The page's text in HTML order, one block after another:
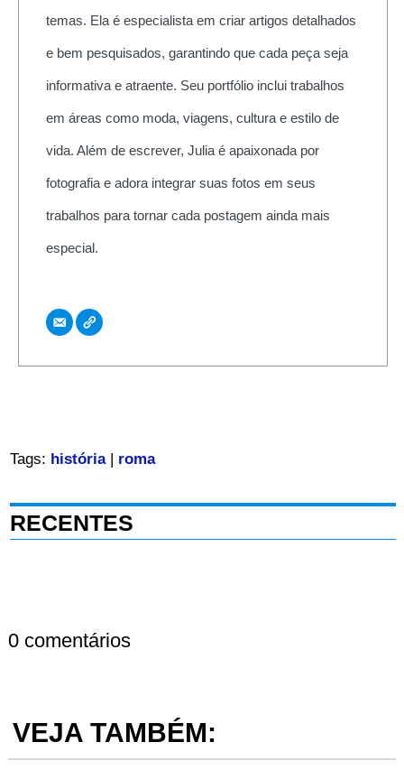
temas. Ela é especialista em criar artigos detalhados
e bem pesquisados, garantindo que cada peça seja
informativa e atraente. Seu portfólio inclui trabalhos
em áreas como moda, viagens, cultura e estilo de
vida. Além de escrever, Julia é apaixonada por
fotografia e adora integrar suas fotos em seus
trabalhos para tornar cada postagem ainda mais
especial.
Tags: história| roma
RECENTES
0 comentários
VEJA TAMBÉM: